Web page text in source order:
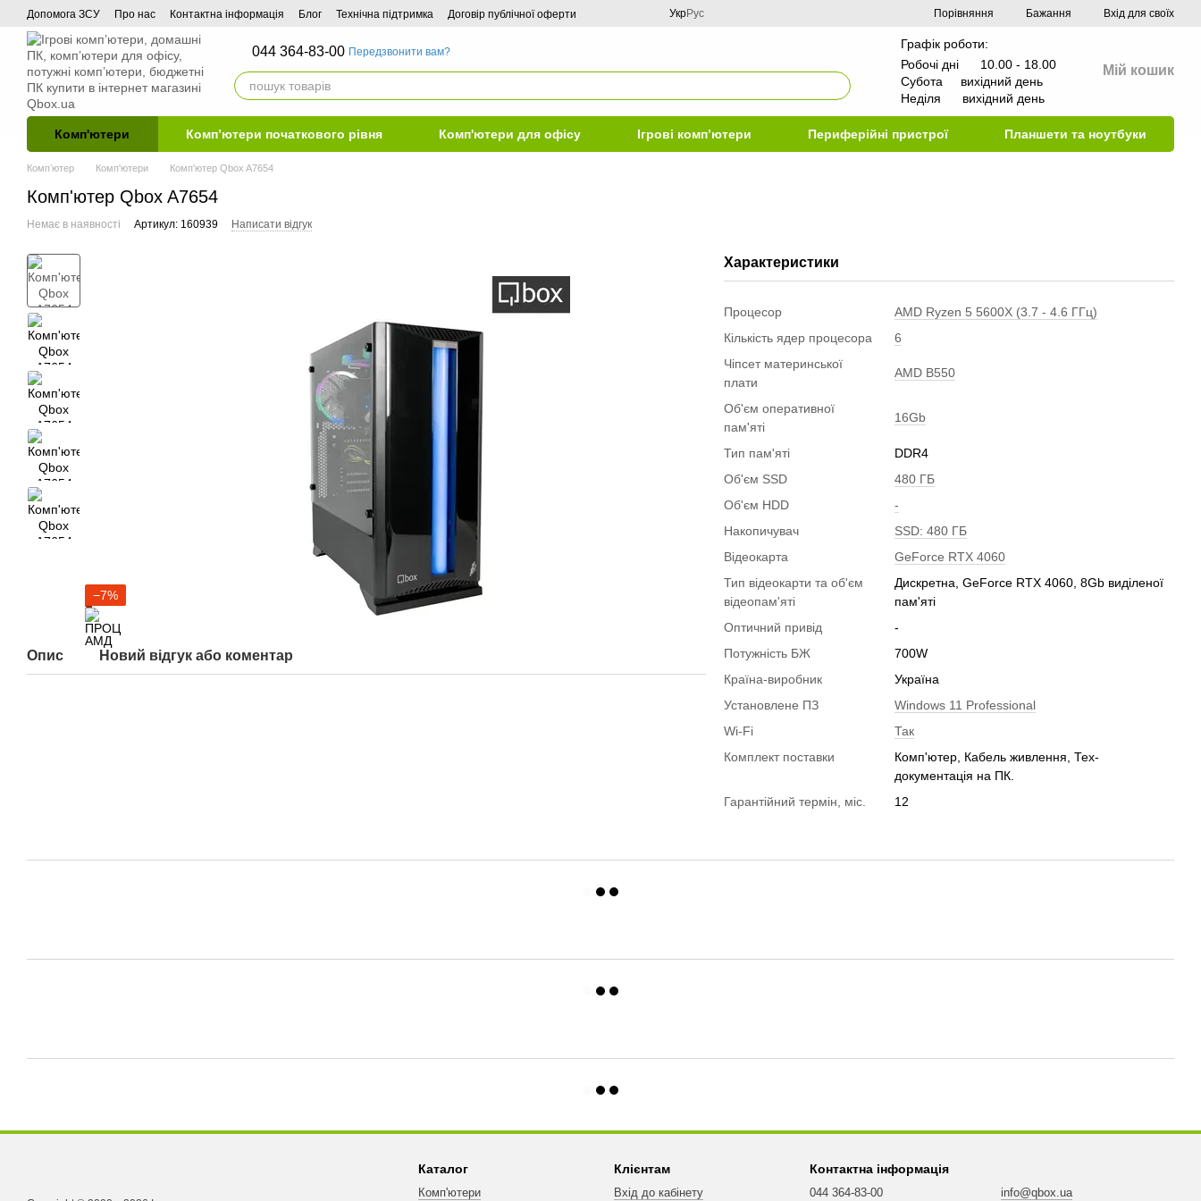
Перейти до основного контенту
Допомога ЗСУ Про нас Контактна інформація Блог Технічна підтримка Договір публічної оферти УкрРус Порівняння Бажання Вхід для своїх
044 364-83-00 Передзвонити вам?
Графік роботи:
Робочі дні 10.00 - 18.00
Субота вихідний день
Неділя вихідний день
Мій кошик
Комп'ютери Комп’ютери початкового рівня Комп'ютери для офісу Ігрові комп’ютери Периферійні пристрої Планшети та ноутбуки
Компʼютер Комп'ютери Комп'ютер Qbox A7654
Комп'ютер Qbox A7654
Немає в наявності Артикул: 160939 Написати відгук
−7%
Опис Новий відгук або коментар
Характеристики
Процесор
AMD Ryzen 5 5600X (3.7 - 4.6 ГГц)
Кількість ядер процесора
6
Чіпсет материнської
плати
AMD B550
Об'єм оперативної
пам'яті
16Gb
Тип пам'яті
DDR4
Об'єм SSD
480 ГБ
Об'єм HDD
-
Накопичувач
SSD: 480 ГБ
Відеокарта
GeForce RTX 4060
Тип відеокарти та об'єм
відеопам'яті
Дискретна, GeForce RTX 4060, 8Gb виділеної
пам'яті
Оптичний привід
-
Потужність БЖ
700W
Країна-виробник
Україна
Установлене ПЗ
Windows 11 Professional
Wi-Fi
Так
Комплект поставки
Комп'ютер, Кабель живлення, Тех-
документація на ПК.
Гарантійний термін, міс.
12
Каталог
Комп'ютери
Клієнтам
Вхід до кабінету
Контактна інформація
044 364-83-00 info@qbox.ua